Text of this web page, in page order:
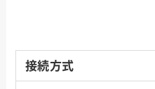
接続方式